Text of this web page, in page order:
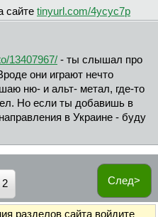
сайте tinyurl.com/4ycyc7p
13407967/ - ты слышал про
они играют нечто
ню- и альт- метал, где-то
Но если ты добавишь в
в Украине - буду
След>
2
разделов сайта войдите